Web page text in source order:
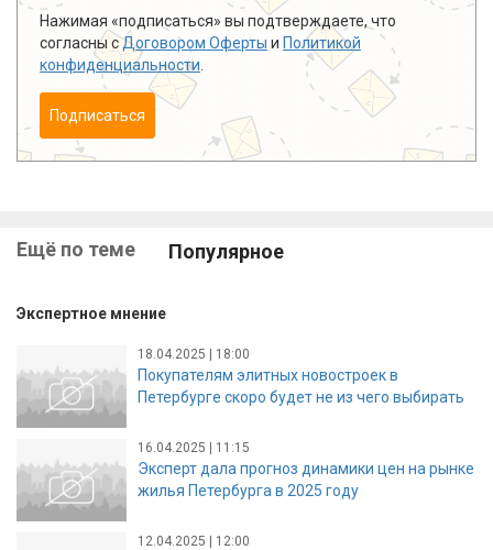
Нажимая «подписаться» вы подтверждаете, что
согласны сДоговором Оферты и Политикой
конфиденциальности
Подписаться
Ещё по теме Популярное
Экспертное мнение
18.04.2025 | 18:00
Покупателям элитных новостроек в
Петербурге скоро будет не из чего выбирать
16.04.2025 | 11:15
Эксперт дала прогноз динамики цен на рынке
жилья Петербурга в 2025 году
12.04.2025 | 12:00